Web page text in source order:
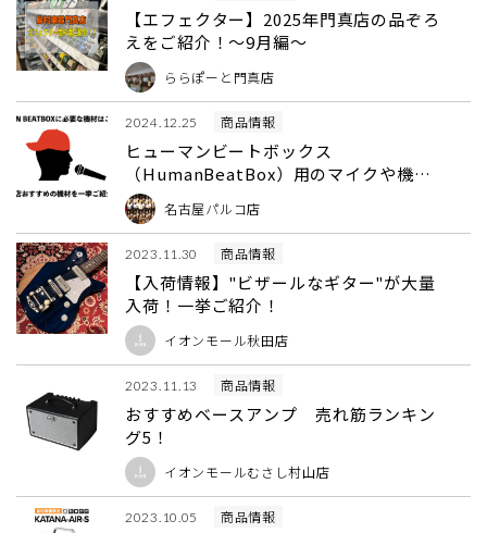
【エフェクター】2025年門真店の品ぞろ
えをご紹介！～9月編～
ららぽーと門真店
2024.12.25 商品情報
ヒューマンビートボックス
（HumanBeatBox）用のマイクや機材
をお探しなら当店へ！必要な機材をおス
スメを交えて一挙紹介！
名古屋パルコ店
2023.11.30 商品情報
【入荷情報】"ビザールなギター"が大量
入荷！一挙ご紹介！
イオンモール秋田店
2023.11.13 商品情報
おすすめベースアンプ 売れ筋ランキン
グ5！
イオンモールむさし村山店
2023.10.05 商品情報